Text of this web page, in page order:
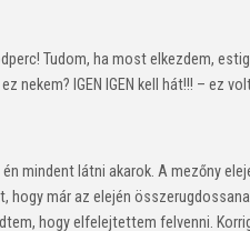
Tudom, ha most elkezdem,
nekem? IGEN IGEN kell hát!!! – ez
én mindent látni akarok. A mezőny
hogy már az elején
hogy elfelejtettem felvenni.